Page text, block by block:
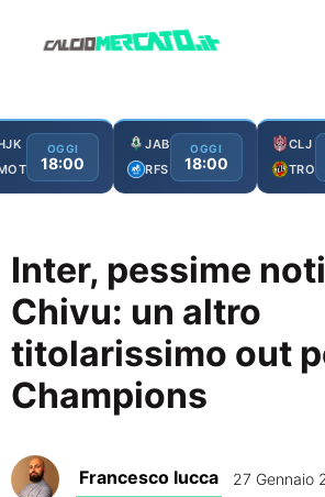
OGGI
18:00
JAB
RFS
OGGI
18:00
CLJ
TRO
Inter, pessime
Chivu: un altro
titolarissimo out
Champions
Francesco Iucca 27 Gennaio